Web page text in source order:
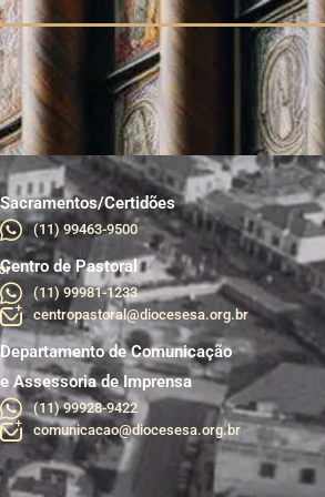
Sacramentos/Certidões
(11) 99463-9500
Centro de Pastoral
(11) 99981-1233
centropastoral@diocesesa.org.br
Departamento de Comunicação
e Assessoria de Imprensa
(11) 99928-9422
comunicacao@diocesesa.org.br